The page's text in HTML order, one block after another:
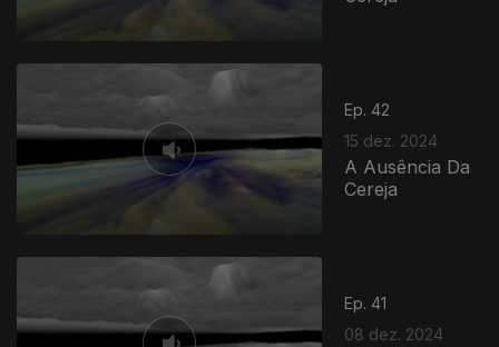
Ep. 42
15 dez. 2024
A Ausência Da
Cereja
Ep. 41
08 dez. 2024